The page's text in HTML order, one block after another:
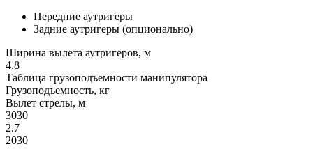
Передние аутригеры
Задние аутригеры (опционально)
Ширина вылета аутригеров, м
4.8
Таблица грузоподъемности манипулятора
Грузоподъемность, кг
Вылет стрелы, м
3030
2.7
2030